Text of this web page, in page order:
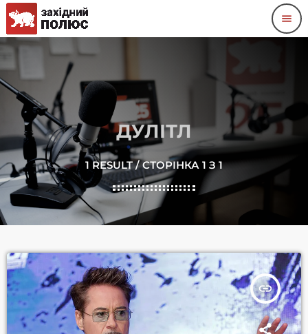
menu
ДУЛІТЛ
1 RESULT / СТОРІНКА 1 З 1
insert_link